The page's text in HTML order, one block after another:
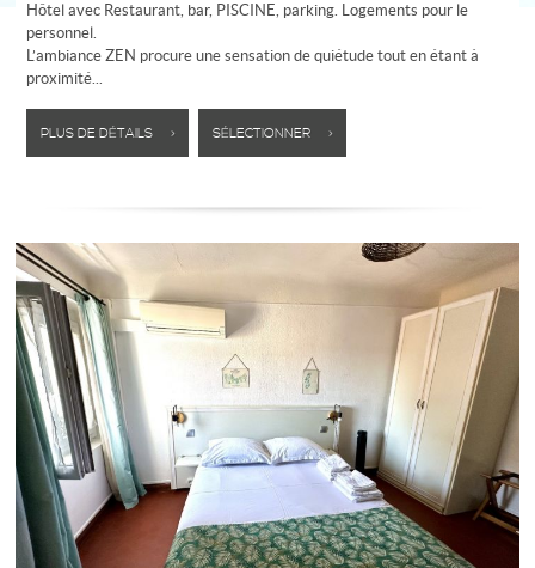
Hôtel avec Restaurant, bar, PISCINE, parking. Logements pour le
personnel.
L’ambiance ZEN procure une sensation de quiétude tout en étant à
proximité...
PLUS DE DÉTAILS > SÉLECTIONNER >